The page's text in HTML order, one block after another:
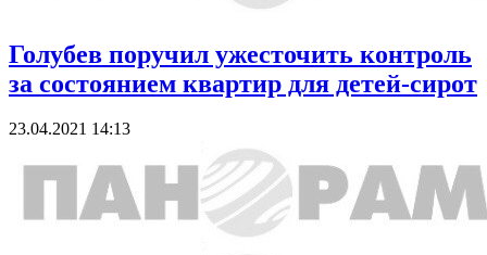
Голубев поручил ужесточить контроль
за состоянием квартир для детей-сирот
23.04.2021 14:13